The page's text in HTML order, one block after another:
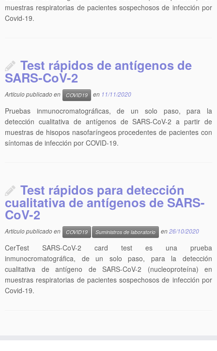
muestras respiratorias de pacientes sospechosos de infección por
Covid-19.
Test rápidos de antígenos de
SARS-CoV-2
Artículo publicado en COVID19 en 11/11/2020
Pruebas inmunocromatográficas, de un solo paso, para la
detección cualitativa de antígenos de SARS-CoV-2 a partir de
muestras de hisopos nasofaríngeos procedentes de pacientes con
síntomas de infección por COVID-19.
Test rápidos para detección
cualitativa de antígenos de SARS-
CoV-2
Artículo publicado en COVID19 Suministros de laboratorio en26/10/2020
CerTest SARS-CoV-2 card test es una prueba
inmunocromatográfica, de un solo paso, para la detección
cualitativa de antígeno de SARS-CoV-2 (nucleoproteína) en
muestras respiratorias de pacientes sospechosos de infección por
Covid-19.